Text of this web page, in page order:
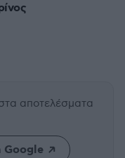
αποτελέσματα
Google